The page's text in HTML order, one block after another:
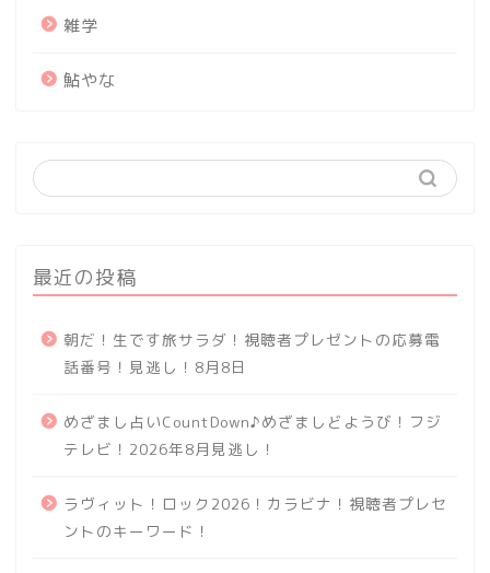
雑学
鮎やな
最近の投稿
朝だ！生です旅サラダ！視聴者プレゼントの応募電
話番号！見逃し！8月8日
めざまし占いCountDown♪めざましどようび！フジ
テレビ！2026年8月見逃し！
ラヴィット！ロック2026！カラビナ！視聴者プレセ
ントのキーワード！